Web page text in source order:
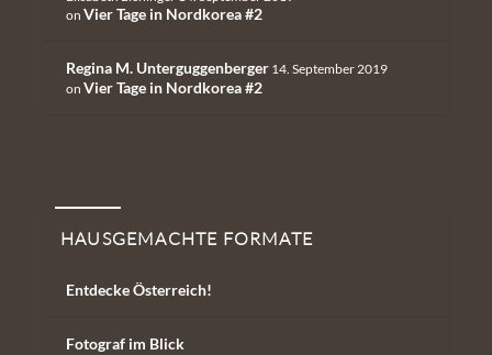
on Vier Tage in Nordkorea #2
Regina M. Unterguggenberger 14. September 2019
on Vier Tage in Nordkorea #2
Hausgemachte Formate
HAUSGEMACHTE FORMATE
Entdecke Österreich!
Fotograf im Blick